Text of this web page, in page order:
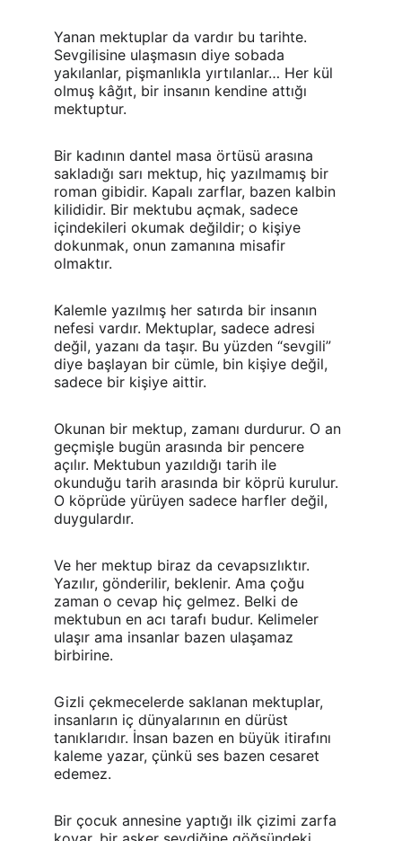
Yanan mektuplar da vardır bu tarihte.
Sevgilisine ulaşmasın diye sobada
yakılanlar, pişmanlıkla yırtılanlar… Her kül
olmuş kâğıt, bir insanın kendine attığı
mektuptur.
Bir kadının dantel masa örtüsü arasına
sakladığı sarı mektup, hiç yazılmamış bir
roman gibidir. Kapalı zarflar, bazen kalbin
kilididir. Bir mektubu açmak, sadece
içindekileri okumak değildir; o kişiye
dokunmak, onun zamanına misafir
olmaktır.
Kalemle yazılmış her satırda bir insanın
nefesi vardır. Mektuplar, sadece adresi
değil, yazanı da taşır. Bu yüzden “sevgili”
diye başlayan bir cümle, bin kişiye değil,
sadece bir kişiye aittir.
Okunan bir mektup, zamanı durdurur. O an
geçmişle bugün arasında bir pencere
açılır. Mektubun yazıldığı tarih ile
okunduğu tarih arasında bir köprü kurulur.
O köprüde yürüyen sadece harfler değil,
duygulardır.
Ve her mektup biraz da cevapsızlıktır.
Yazılır, gönderilir, beklenir. Ama çoğu
zaman o cevap hiç gelmez. Belki de
mektubun en acı tarafı budur. Kelimeler
ulaşır ama insanlar bazen ulaşamaz
birbirine.
Gizli çekmecelerde saklanan mektuplar,
insanların iç dünyalarının en dürüst
tanıklarıdır. İnsan bazen en büyük itirafını
kaleme yazar, çünkü ses bazen cesaret
edemez.
Bir çocuk annesine yaptığı ilk çizimi zarfa